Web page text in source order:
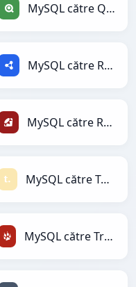
MySQL către Qlik
MySQL către RDF
MySQL către Ruby
MySQL către Textile
MySQL către TracWiki